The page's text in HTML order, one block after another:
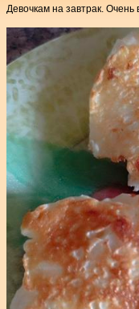
Девочкам на завтрак. Очень